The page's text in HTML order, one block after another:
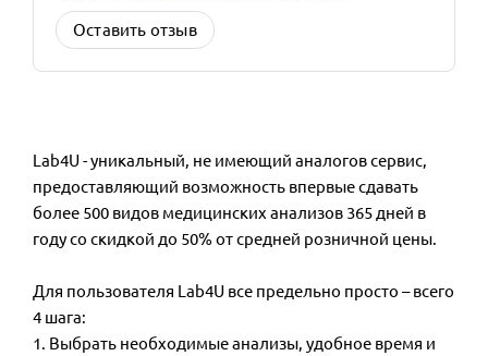
Оставить отзыв
Lab4U - уникальный, не имеющий аналогов сервис,
предоставляющий возможность впервые сдавать
более 500 видов медицинских анализов 365 дней в
году со скидкой до 50% от средней розничной цены.
Для пользователя Lab4U все предельно просто – всего
4 шага:
1. Выбрать необходимые анализы, удобное время и